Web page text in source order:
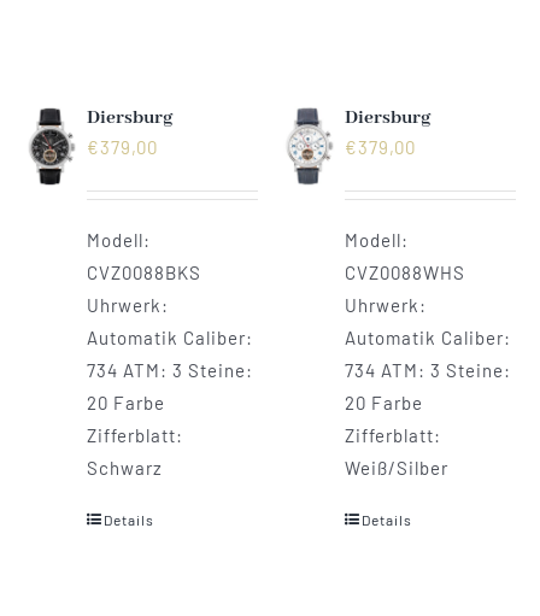
Diersburg
€379,00
Modell:
CVZ0088BKS
Uhrwerk:
Automatik Caliber:
734 ATM: 3 Steine:
20 Farbe
Zifferblatt:
Schwarz
Details
Diersburg
€379,00
Modell:
CVZ0088WHS
Uhrwerk:
Automatik Caliber:
734 ATM: 3 Steine:
20 Farbe
Zifferblatt:
Weiß/Silber
Details